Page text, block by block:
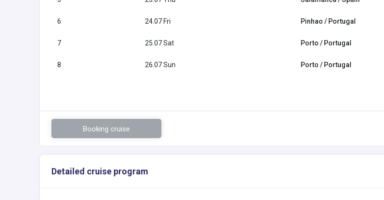
6 24.07 Fri Pinhao / Portugal
7 25.07 Sat Porto / Portugal
8 26.07 Sun Porto / Portugal
Booking cruise
Detailed cruise program